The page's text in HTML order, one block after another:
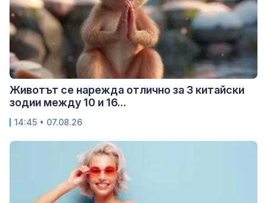
Животът се нарежда отлично за 3 китайски
зодии между 10 и 16...
14:45 • 07.08.26